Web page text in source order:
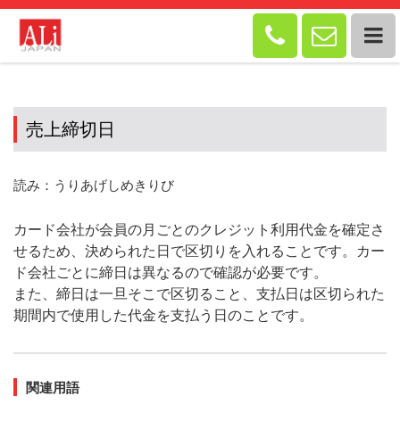
 
売上締切日
読み：うりあげしめきりび
カード会社が会員の月ごとのクレジット利用代金を確定さ
せるため、決められた日で区切りを入れることです。カー
ド会社ごとに締日は異なるので確認が必要です。
また、締日は一旦そこで区切ること、支払日は区切られた
期間内で使用した代金を支払う日のことです。
関連用語